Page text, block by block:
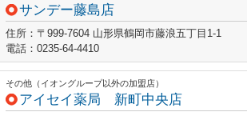
サンデー藤島店
住所：〒999-7604 山形県鶴岡市藤浪五丁目1-1
電話：0235-64-4410
その他（イオングループ以外の加盟店）
アイセイ薬局 新町中央店